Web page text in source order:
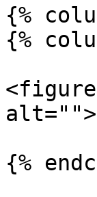
{%
{%
{%